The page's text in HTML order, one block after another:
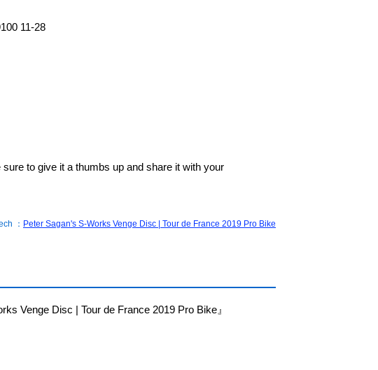
11-28
to give it a thumbs up and share it with your
： Peter Sagan's S-Works Venge Disc | Tour de France 2019 Pro Bike
Venge Disc | Tour de France 2019 Pro Bike』